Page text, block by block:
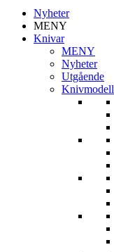
Nyheter
MENY
Knivar
MENY
Nyheter
Utgående